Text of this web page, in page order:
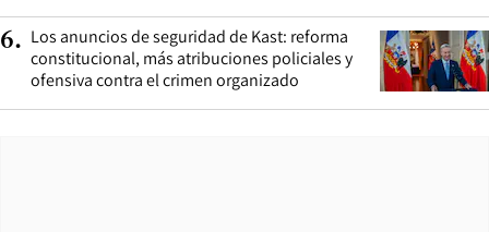
6. Los anuncios de seguridad de Kast: reforma
constitucional, más atribuciones policiales y
ofensiva contra el crimen organizado